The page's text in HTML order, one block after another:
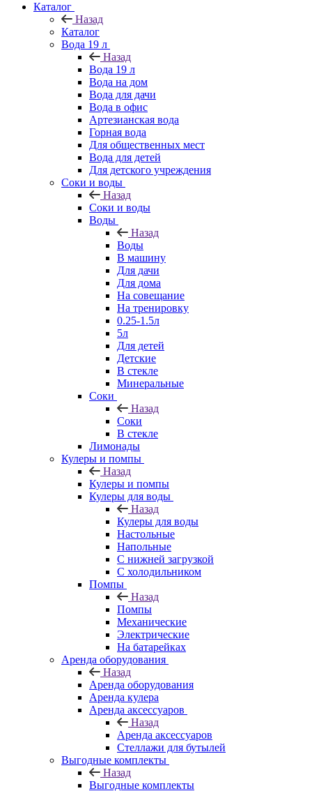
Каталог
Назад
Каталог
Вода 19 л
Назад
Вода 19 л
Вода на дом
Вода для дачи
Вода в офис
Артезианская вода
Горная вода
Для общественных мест
Вода для детей
Для детского учреждения
Соки и воды
Назад
Соки и воды
Воды
Назад
Воды
В машину
Для дачи
Для дома
На совещание
На тренировку
0.25-1.5л
5л
Для детей
Детские
В стекле
Минеральные
Соки
Назад
Соки
В стекле
Лимонады
Кулеры и помпы
Назад
Кулеры и помпы
Кулеры для воды
Назад
Кулеры для воды
Настольные
Напольные
С нижней загрузкой
С холодильником
Помпы
Назад
Помпы
Механические
Электрические
На батарейках
Аренда оборудования
Назад
Аренда оборудования
Аренда кулера
Аренда аксессуаров
Назад
Аренда аксессуаров
Стеллажи для бутылей
Выгодные комплекты
Назад
Выгодные комплекты